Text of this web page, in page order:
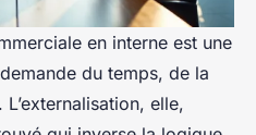
en interne est une
du temps, de la
elle,